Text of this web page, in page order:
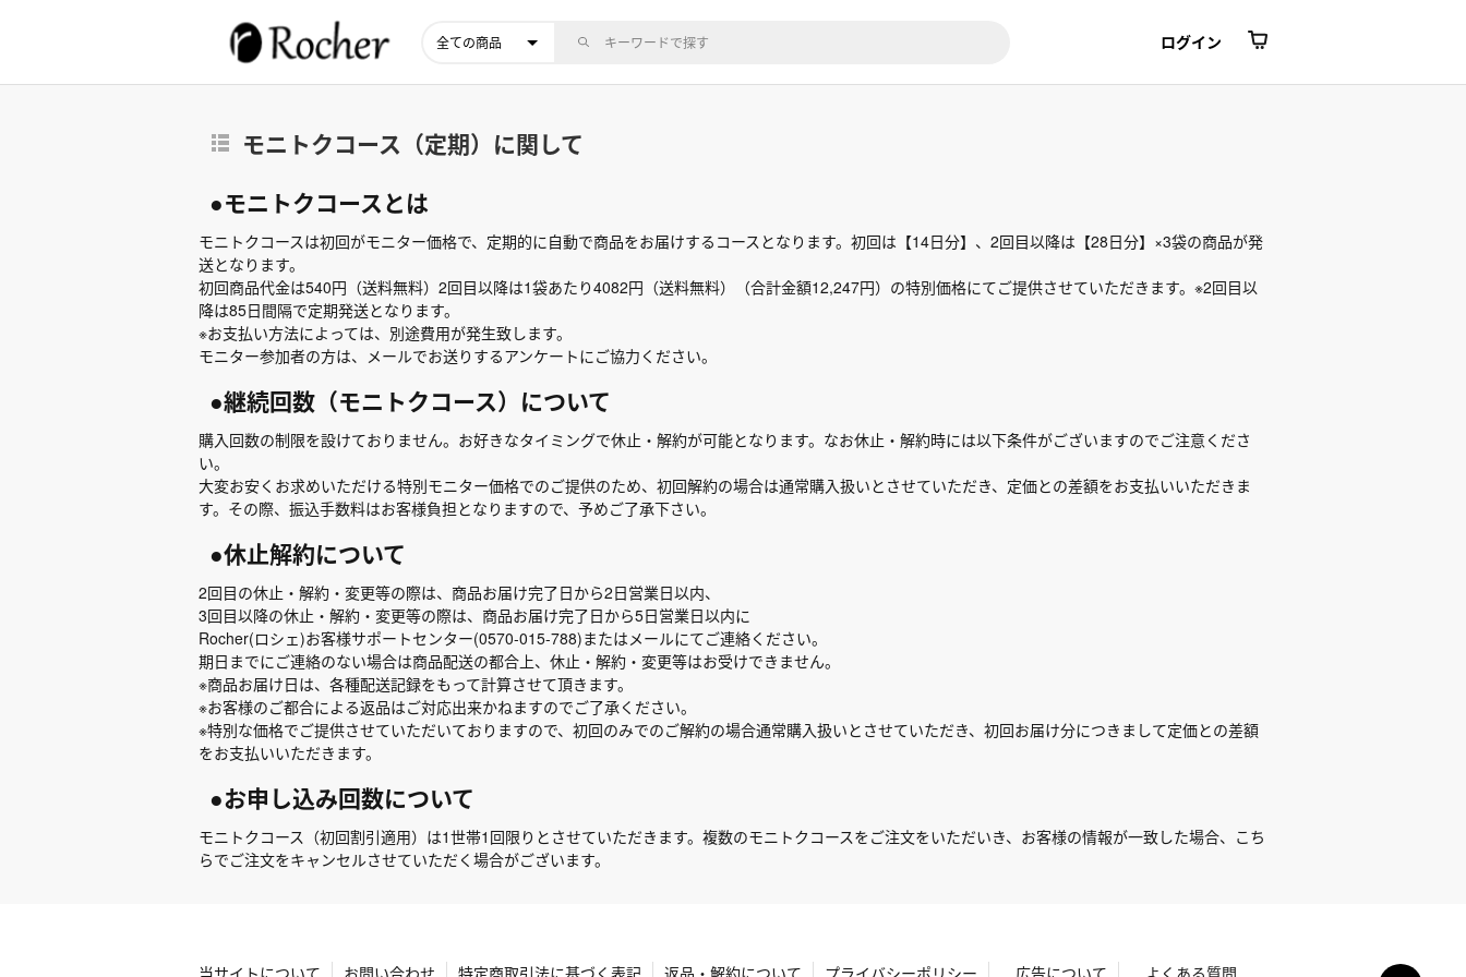
ログイン
モニトクコース（定期）に関して
●モニトクコースとは
モニトクコースは初回がモニター価格で、定期的に自動で商品をお届けするコースとなります。初回は【14日分】、2回目以降は【28日分】×3袋の商品が発
送となります。
初回商品代金は540円（送料無料）2回目以降は1袋あたり4082円（送料無料）（合計金額12,247円）の特別価格にてご提供させていただきます。※2回目以
降は85日間隔で定期発送となります。
※お支払い方法によっては、別途費用が発生致します。
モニター参加者の方は、メールでお送りするアンケートにご協力ください。
●継続回数（モニトクコース）について
購入回数の制限を設けておりません。お好きなタイミングで休止・解約が可能となります。なお休止・解約時には以下条件がございますのでご注意くださ
い。
大変お安くお求めいただける特別モニター価格でのご提供のため、初回解約の場合は通常購入扱いとさせていただき、定価との差額をお支払いいただきま
す。その際、振込手数料はお客様負担となりますので、予めご了承下さい。
●休止解約について
2回目の休止・解約・変更等の際は、商品お届け完了日から2日営業日以内、
3回目以降の休止・解約・変更等の際は、商品お届け完了日から5日営業日以内に
Rocher(ロシェ)お客様サポートセンター(0570-015-788)またはメールにてご連絡ください。
期日までにご連絡のない場合は商品配送の都合上、休止・解約・変更等はお受けできません。
※商品お届け日は、各種配送記録をもって計算させて頂きます。
※お客様のご都合による返品はご対応出来かねますのでご了承ください。
※特別な価格でご提供させていただいておりますので、初回のみでのご解約の場合通常購入扱いとさせていただき、初回お届け分につきまして定価との差額
をお支払いいただきます。
●お申し込み回数について
モニトクコース（初回割引適用）は1世帯1回限りとさせていただきます。複数のモニトクコースをご注文をいただいき、お客様の情報が一致した場合、こち
らでご注文をキャンセルさせていただく場合がございます。
当サイトについて お問い合わせ 特定商取引法に基づく表記 返品・解約について プライバシーポリシー 広告について よくある質問